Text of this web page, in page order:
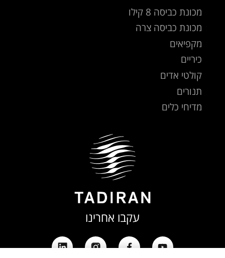
מכונת כביסה 8 קילו
מכונת כביסה צרה
מקפיאים
כיריים
קולטי אדים
תנורים
מדיחי כלים
עקבו אחרינו